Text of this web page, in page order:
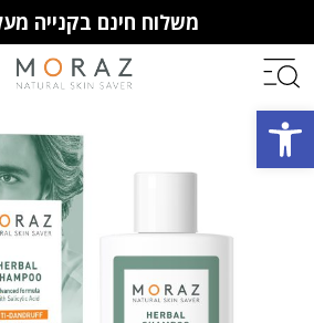
פתח סרגל נגישות
משלוח חינם בקנייה מעל
חברי מועדון מורז
10% הנחה לקנייה ראשונה
מבצעים
וצבירת נקודות
הבאות.